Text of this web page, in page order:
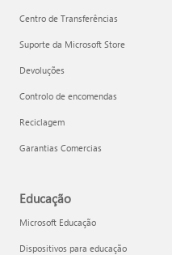
Centro de Transferências
Suporte da Microsoft Store
Devoluções
Controlo de encomendas
Reciclagem
Garantias Comercias
Educação
Microsoft Educação
Dispositivos para educação